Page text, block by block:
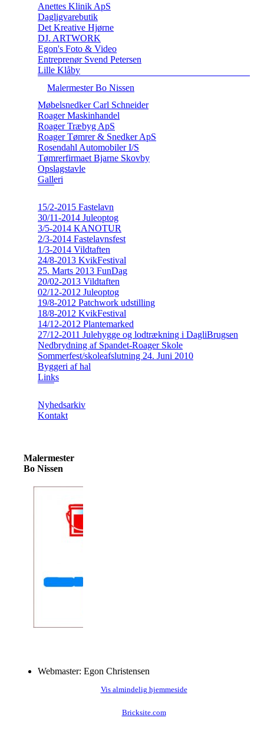
Anettes Klinik ApS
Dagligvarebutik
Det Kreative Hjørne
DJ. ARTWORK
Egon's Foto & Video
Entreprenør Svend Petersen
Lille Klåby
Malermester Bo Nissen
Møbelsnedker Carl Schneider
Roager Maskinhandel
Roager Træbyg ApS
Roager Tømrer & Snedker ApS
Rosendahl Automobiler I/S
Tømrerfirmaet Bjarne Skovby
Opslagstavle
Galleri
15/2-2015 Fastelavn
30/11-2014 Juleoptog
3/5-2014 KANOTUR
2/3-2014 Fastelavnsfest
1/3-2014 Vildtaften
24/8-2013 KvikFestival
25. Marts 2013 FunDag
20/02-2013 Vildtaften
02/12-2012 Juleoptog
19/8-2012 Patchwork udstilling
18/8-2012 KvikFestival
14/12-2012 Plantemarked
27/12-2011 Julehygge og lodtrækning i DagliBrugsen
Nedbrydning af Spandet-Roager Skole
Sommerfest/skoleafslutning 24. Juni 2010
Byggeri af hal
Links
Nyhedsarkiv
Kontakt
Malermester
Bo Nissen
Webmaster: Egon Christensen
Vis almindelig hjemmeside
Bricksite.com